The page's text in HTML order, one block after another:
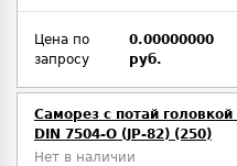
Цена по
запросу
0.00000000
руб.
Саморез с потай
DIN 7504-O (JP-82) (250)
Нет в наличии